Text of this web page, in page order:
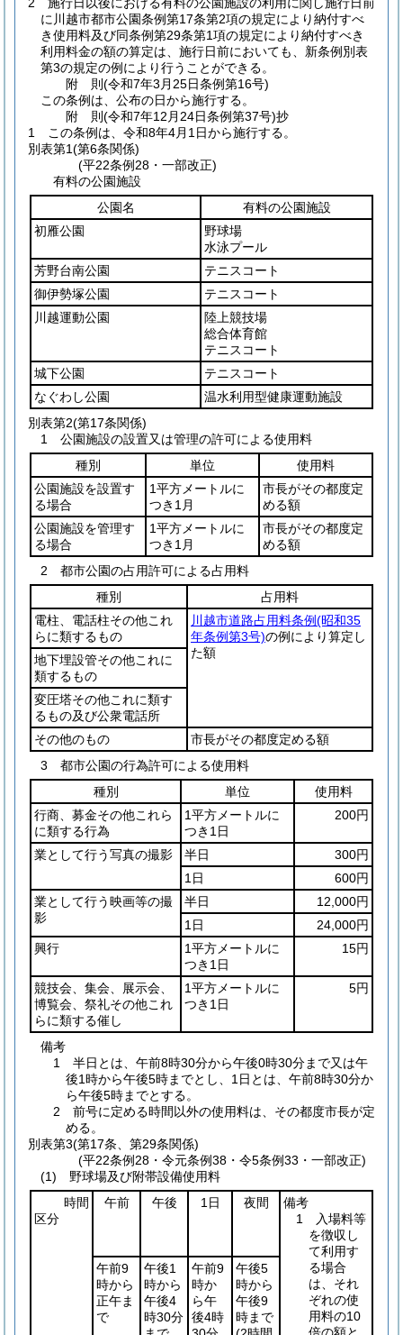
に川越市都市公園条例第17条第2項の規定により納付すべ
き使用料及び同条例第29条第1項の規定により納付すべき
利用料金の額の算定は、施行日前においても、新条例別表
第3の規定の例により行うことができる。
附 則(令和7年3月25日条例第16号)
この条例は、公布の日から施行する。
附 則(令和7年12月24日条例第37号)抄
1
この条例は、令和8年4月1日から施行する。
別表第1(第6条関係)
(平22条例28・一部改正)
有料の公園施設
公園名
有料の公園施設
初雁公園
野球場
水泳プール
芳野台南公園
テニスコート
御伊勢塚公園
テニスコート
川越運動公園
陸上競技場
総合体育館
テニスコート
城下公園
テニスコート
なぐわし公園
温水利用型健康運動施設
別表第2(第17条関係)
1 公園施設の設置又は管理の許可による使用料
種別
単位
使用料
公園施設を設置す
る場合
1平方メートルに
つき1月
市長がその都度定
める額
公園施設を管理す
る場合
1平方メートルに
つき1月
市長がその都度定
める額
2 都市公園の占用許可による占用料
種別
占用料
電柱、電話柱その他これ
らに類するもの
川越市道路占用料条例(昭和35
年条例第3号)の例により算定し
た額
地下埋設管その他これに
類するもの
変圧塔その他これに類す
るもの及び公衆電話所
その他のもの
市長がその都度定める額
3 都市公園の行為許可による使用料
種別
単位
使用料
行商、募金その他これら
に類する行為
1平方メートルに
つき1日
200円
業として行う写真の撮影 半日
300円
1日
600円
業として行う映画等の撮
影
半日
12,000円
1日
24,000円
興行
1平方メートルに
つき1日
15円
競技会、集会、展示会、
博覧会、祭礼その他これ
らに類する催し
1平方メートルに
つき1日
5円
備考
1 半日とは、午前8時30分から午後0時30分まで又は午
後1時から午後5時までとし、1日とは、午前8時30分か
ら午後5時までとする。
2 前号に定める時間以外の使用料は、その都度市長が定
める。
別表第3(第17条、第29条関係)
(平22条例28・令元条例38・令5条例33・一部改正)
(1) 野球場及び附帯設備使用料
時間
区分
午前 午後 1日 夜間
備考
1 入場料等
を徴収し
て利用す
る場合
は、それ
ぞれの使
用料の10
午前9
時から
正午ま
で
午後1
時から
午後4
時30分
午前9
時か
ら午
後4時
午後5
時から
午後9
時まで